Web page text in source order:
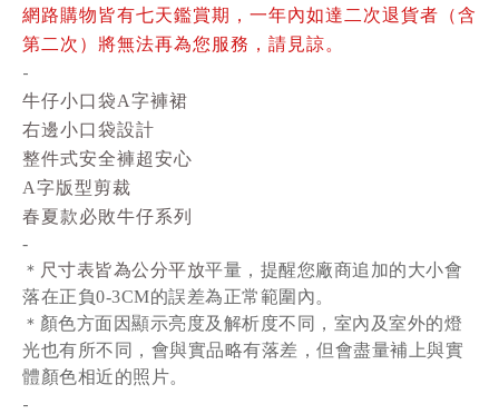
網路購物皆有七天鑑賞期，一年內如達二次退貨者（含
第二次）將無法再為您服務，請見諒。
-
牛仔小口袋A字褲裙
右邊小口袋設計
整件式安全褲超安心
A字版型剪裁
春夏款必敗牛仔系列
-
＊ 尺寸表皆為公分平放平量 ，提醒您廠商追加的大小會
落在正負0-3CM的誤差為正常範圍內。
＊ 顏色方面因顯示亮度及解析度不同，室內及室外的燈
光也有所不同，會與實品略有落差，但會盡量補上與實
體顏色相近的照片。
-